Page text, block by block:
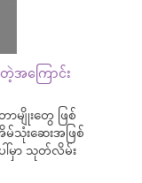
ကြောင်း
မျိုးတွေ ဖြစ်
သုံးဆေးအဖြစ်
ါ်မှာ သုတ်လိမ်း